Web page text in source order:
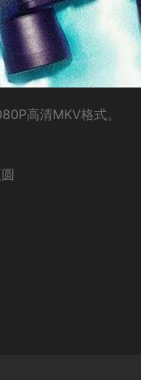
高清MKV格式。